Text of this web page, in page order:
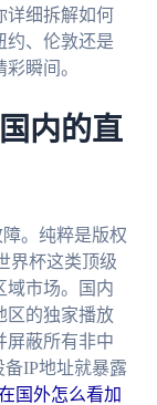
详细拆解如何
约、伦敦还是
瞬间。
内的直
。纯粹是版权
界杯这类顶级
域市场。国内
区的独家播放
屏蔽所有非中
IP地址就暴露
国外怎么看加